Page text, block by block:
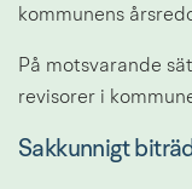
kommunens
På motsvarande
revisorer i
Sakkunnigt